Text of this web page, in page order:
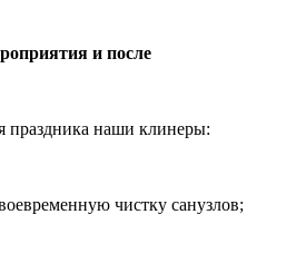
и после
праздника наши клинеры:
чистку санузлов;